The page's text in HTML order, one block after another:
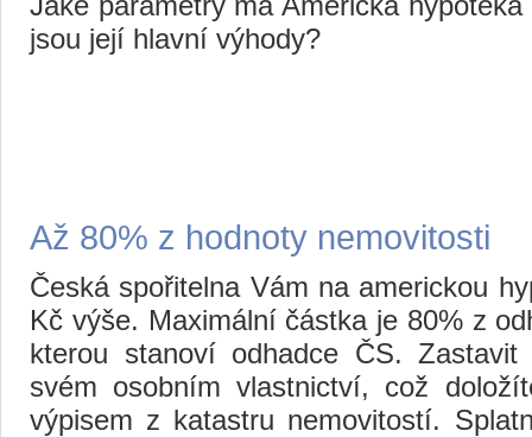
jsou její hlavní výhody?
Až 80% z hodnoty nemovitosti
Česká spořitelna Vám na americkou
Kč výše. Maximální částka je 80% z
kterou stanoví odhadce ČS.
svém osobním vlastnictví, což
výpisem z katastru nemovitostí.